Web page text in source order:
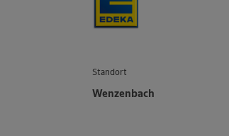
Standort
Wenzenbach